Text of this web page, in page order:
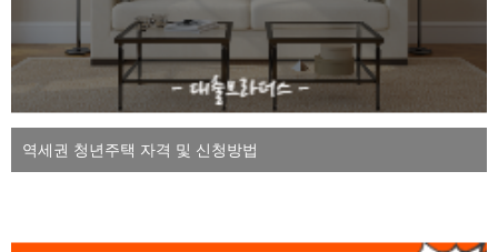
역세권 청년주택 자격 및 신청방법